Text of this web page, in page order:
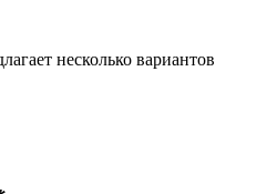
несколько вариантов